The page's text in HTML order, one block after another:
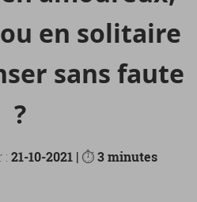
en so­li­taire
sans faute
?
: 21-10-2021 | ⏱3 minutes